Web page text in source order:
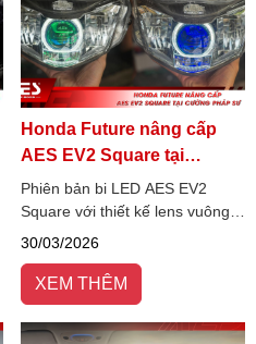
Honda Future nâng cấp
AES EV2 Square tại
Cường Pháp Sư
Phiên bản bi LED AES EV2
Square với thiết kế lens vuông
độc đáo được sinh ra để giải
máy có chóa đèn hẹp.
30/03/2026
XEM THÊM